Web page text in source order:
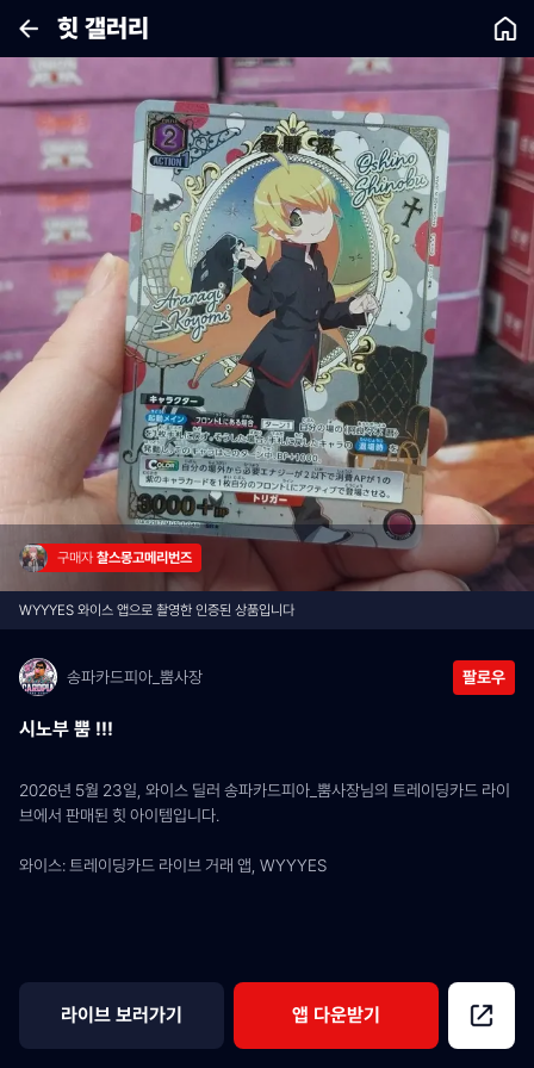
힛 갤러리
구매자 찰스몽고메리번즈
WYYYES 와이스 앱으로 촬영한 인증된 상품입니다
송파카드피아_뿜사장 팔로우
시노부 뿜 !!!
2026년 5월 23일, 와이스 딜러 송파카드피아_뿜사장님의 트레이딩카드 라이
브에서 판매된 힛 아이템입니다.
와이스: 트레이딩카드 라이브 거래 앱, WYYYES
라이브 보러가기 앱 다운받기